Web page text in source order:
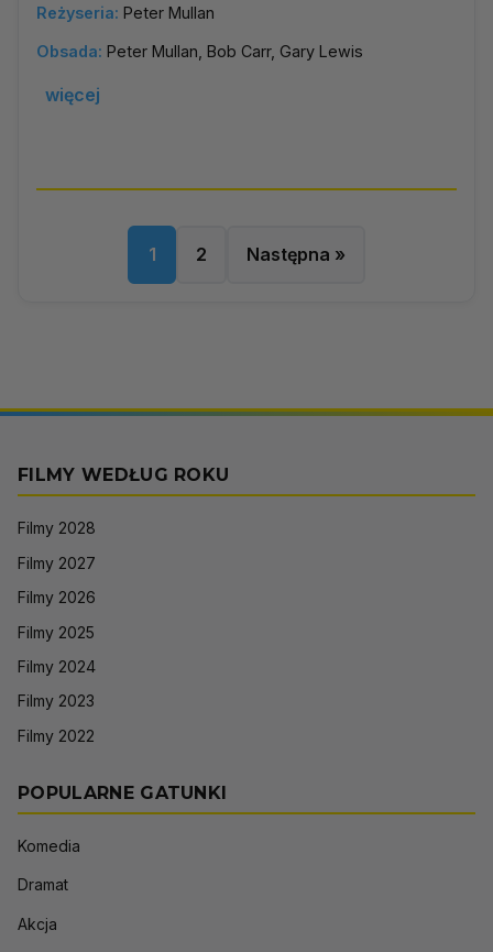
Reżyseria: Peter Mullan
Obsada: Peter Mullan, Bob Carr, Gary Lewis
więcej
1 2 Następna »
FILMY WEDŁUG ROKU
Filmy 2028
Filmy 2027
Filmy 2026
Filmy 2025
Filmy 2024
Filmy 2023
Filmy 2022
POPULARNE GATUNKI
Komedia
Dramat
Akcja